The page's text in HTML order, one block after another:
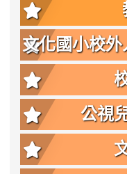
文化國小校
公視